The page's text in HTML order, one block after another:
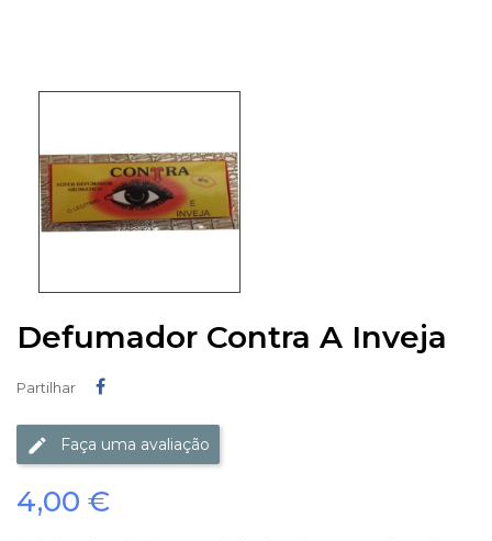
Defumador Contra A Inveja
Partilhar
Faça uma avaliação
4,00 €